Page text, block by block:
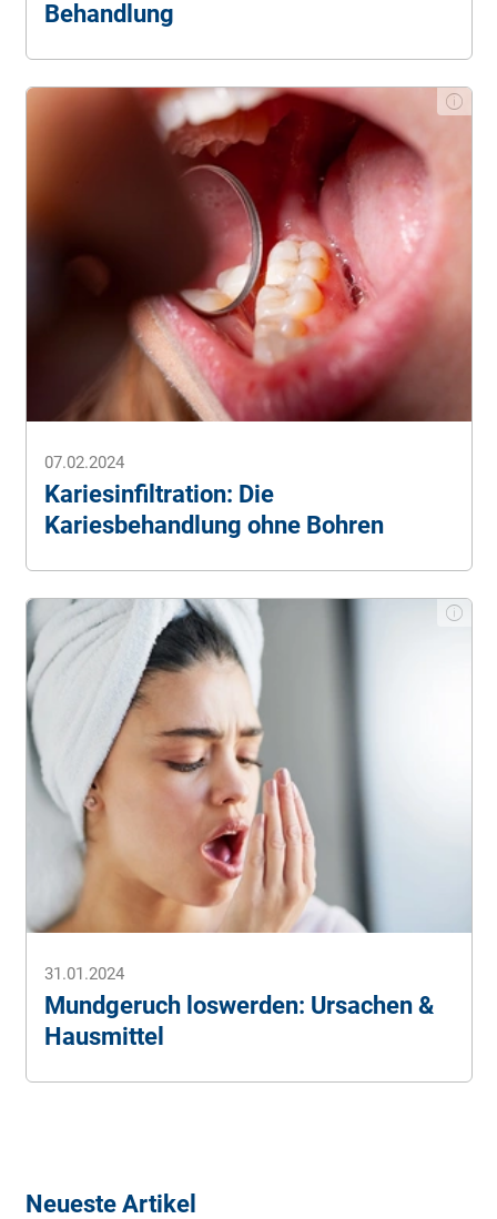
for dental restoration
SCHMITT, S. (2023).Diskussion um Amalgam wird
. Der Freie Zahnarzt. (Stand: 14.01.2025).
Schulze, F. (2024).Amalgam-Verbot wird
. gynäkologie+ geburtshilfe, 29(2), 40-
41. (Stand: 14.01.2025).
Vebraucherzentrale Rheinnland-Pfalz (2024).
Das
Ende für Amalgam. (Stand: 14.01.2025).
Behandlung
07.02.2024
Kariesinfiltration: Die
Kariesbehandlung ohne Bohren
31.01.2024
Mundgeruch loswerden: Ursachen &
Hausmittel
Neueste Artikel